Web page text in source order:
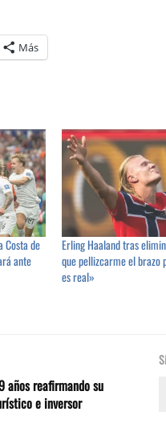
Más
Costa de
ante
Erling Haaland tras
que pellizcarme el brazo
es real»
años reafirmando su
e inversor